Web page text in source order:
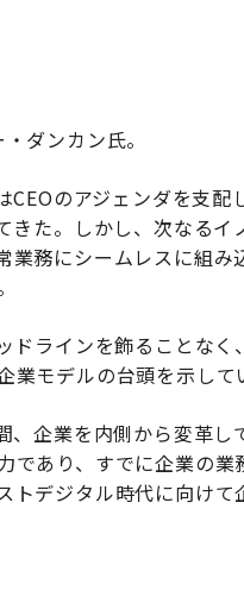
ダンカン氏。
のアジェンダを支
た。しかし、次なる
務にシームレスに組み
ドラインを飾ることな
モデルの台頭を示して
企業を内側から変革し
であり、すでに企業の
デジタル時代に向け